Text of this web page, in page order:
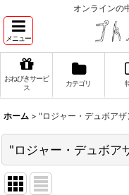
オンラインの
メニュー
おねびきサービ
ス
カテゴリ
ホーム > "ロジャー・デュボアザ
"ロジャー・デュボア